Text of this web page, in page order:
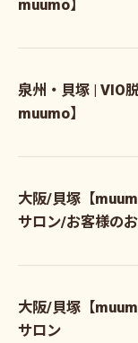
muumo】
泉州・貝塚 | VIO
muumo】
大阪/貝塚【
サロン/お客様の
大阪/貝塚【
サロン